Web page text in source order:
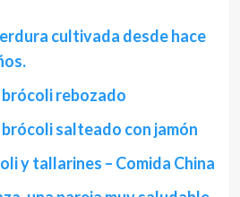
cultivada desde hace
rebozado
salteado con jamón
y tallarines – Comida China